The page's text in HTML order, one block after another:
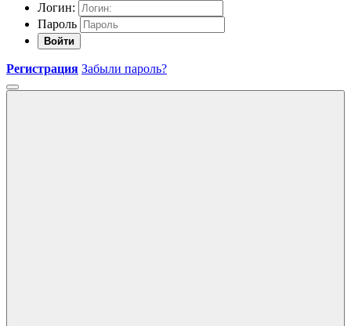
Логин:
Пароль
Войти
Регистрация Забыли пароль?